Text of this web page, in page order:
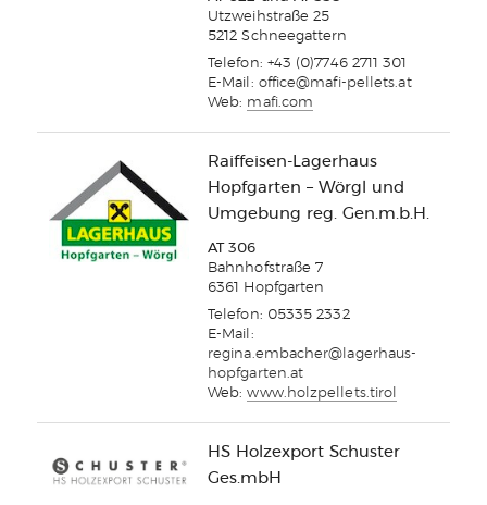
Utzweihstraße 25
5212 Schneegattern
Telefon: +43 (0)7746 2711 301
E-Mail: office@mafi-pellets.at
Web: mafi.com
Raiffeisen-Lagerhaus
Hopfgarten – Wörgl und
Umgebung reg. Gen.m.b.H.
AT 306
Bahnhofstraße 7
6361 Hopfgarten
Telefon: 05335 2332
E-Mail:
regina.embacher@lagerhaus-
hopfgarten.at
Web:www.holzpellets.tirol
HS Holzexport Schuster
Ges.mbH